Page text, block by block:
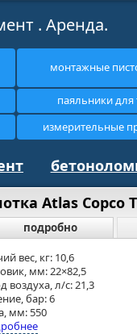
. Аренда.
монтажные
паяльники для
измерительные
Atlas Copco
подробно
вес, кг: 10,6
мм: 22×82,5
воздуха, л/с: 21,3
бар: 6
мм: 550